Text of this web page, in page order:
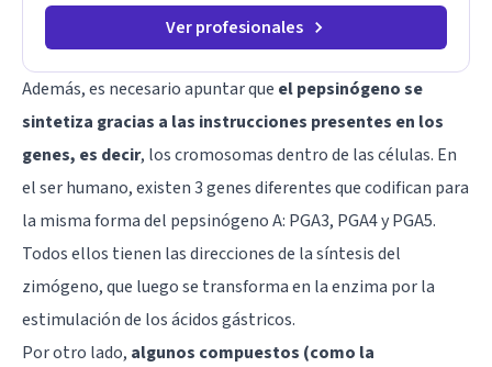
Ver profesionales
Además, es necesario apuntar que el pepsinógeno se
sintetiza gracias a las instrucciones presentes en los
genes, es decir, loscromosomasdentro de las células. En
el ser humano, existen 3 genes diferentes que codifican para
la misma forma del pepsinógeno A: PGA3, PGA4 y PGA5.
Todos ellos tienen las direcciones de la síntesis del
zimógeno, que luego se transforma en la enzima por la
estimulación de los ácidos gástricos.
Por otro lado, algunos compuestos (como la